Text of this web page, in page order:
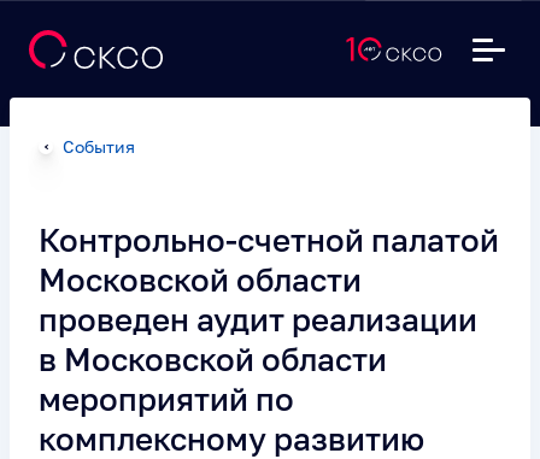
События
Контрольно-счетной палатой
Московской области
проведен аудит реализации
в Московской области
мероприятий по
комплексному развитию